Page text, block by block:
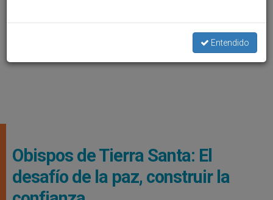
Obispos de Tierra Santa: El
desafío de la paz, construir la
Entendido